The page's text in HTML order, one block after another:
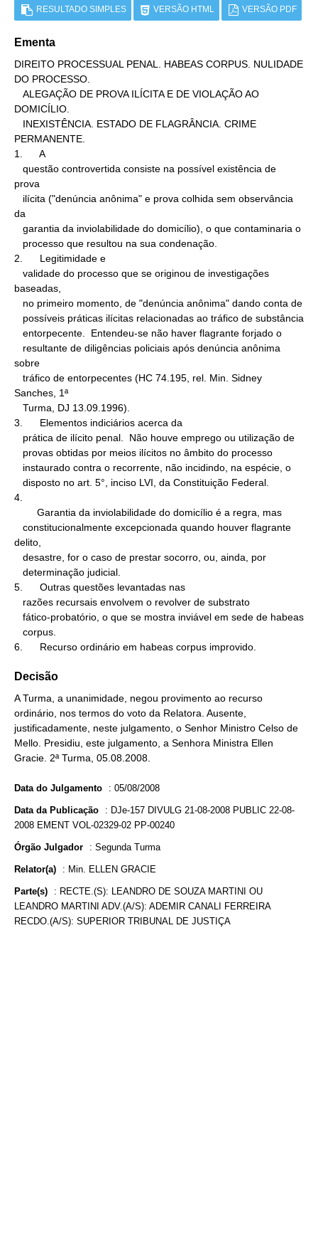
RESULTADO SIMPLES VERSÃO HTML VERSÃO PDF
Ementa
DIREITO PROCESSUAL PENAL. HABEAS CORPUS. NULIDADE
DO PROCESSO.
DOMICÍLIO.
PERMANENTE.
1.      A
prova
da
2.      Legitimidade e
baseadas,
sobre
Sanches, 1ª
3.      Elementos indiciários acerca da
4.
delito,
5.      Outras questões levantadas nas
6.      Recurso ordinário em habeas corpus improvido.
Decisão
A Turma, a unanimidade, negou provimento ao recurso
ordinário, nos termos do voto da Relatora. Ausente,
justificadamente, neste julgamento, o Senhor Ministro Celso de
Mello. Presidiu, este julgamento, a Senhora Ministra Ellen
Gracie. 2ª Turma, 05.08.2008.
Data do Julgamento : 05/08/2008
Data da Publicação : DJe-157 DIVULG 21-08-2008 PUBLIC 22-08-
2008 EMENT VOL-02329-02 PP-00240
Órgão Julgador : Segunda Turma
Relator(a) : Min. ELLEN GRACIE
Parte(s) : RECTE.(S): LEANDRO DE SOUZA MARTINI OU
LEANDRO MARTINI ADV.(A/S): ADEMIR CANALI FERREIRA
RECDO.(A/S): SUPERIOR TRIBUNAL DE JUSTIÇA